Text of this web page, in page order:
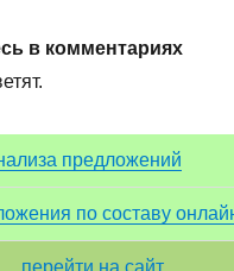
в комментариях
предложений
по составу
перейти на сайт